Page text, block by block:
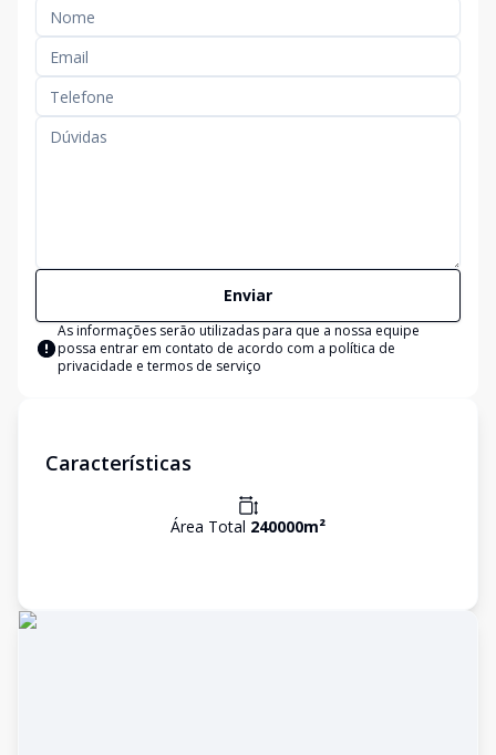
Enviar
As informações serão utilizadas para que a nossa equipe
possa entrar em contato de acordo com a política de
privacidade e termos de serviço
Características
Área Total 240000m²